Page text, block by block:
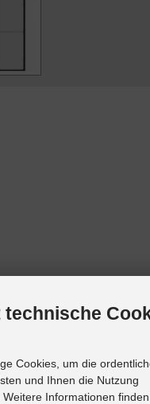
Cookies, um die
und Ihnen die Nutzung
Informationen